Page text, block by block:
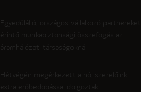
Egyedülálló, országos vállalkozó partnereket
érintő munkabiztonsági összefogás az
áramhálózati társaságoknál
Hétvégén megérkezett a hó, szerelőink
extra erőbedobással dolgoztak!